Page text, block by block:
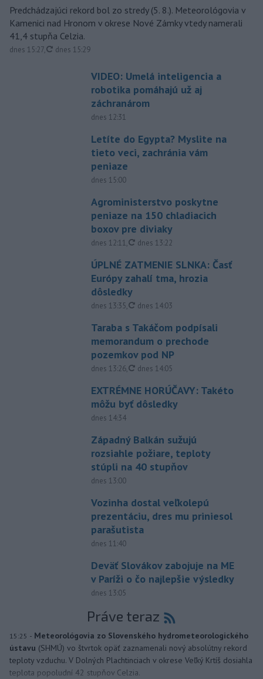
Predchádzajúci rekord bol zo stredy (5. 8.). Meteorológovia v
Kamenici nad Hronom v okrese Nové Zámky vtedy namerali
41,4 stupňa Celzia.
dnes 15:27, aktualizované
dnes 15:29
VIDEO: Umelá inteligencia a
robotika pomáhajú už aj
záchranárom
dnes 12:31
Letíte do Egypta? Myslite na
tieto veci, zachránia vám
peniaze
dnes 15:00
Agroministerstvo poskytne
peniaze na 150 chladiacich
boxov pre diviaky
dnes 12:11, aktualizované
dnes 13:22
ÚPLNÉ ZATMENIE SLNKA: Časť
Európy zahalí tma, hrozia
dôsledky
dnes 13:35, aktualizované
dnes 14:03
Taraba s Takáčom podpísali
memorandum o prechode
pozemkov pod NP
dnes 13:26, aktualizované
dnes 14:05
EXTRÉMNE HORÚČAVY: Takéto
môžu byť dôsledky
dnes 14:34
Západný Balkán sužujú
rozsiahle požiare, teploty
stúpli na 40 stupňov
dnes 13:00
Vozinha dostal veľkolepú
prezentáciu, dres mu priniesol
parašutista
dnes 11:40
Deväť Slovákov zabojuje na ME
v Paríži o čo najlepšie výsledky
dnes 13:05
Práve teraz
15:25 - Meteorológovia zo Slovenského hydrometeorologického
ústavu (SHMÚ) vo štvrtok opäť zaznamenali nový absolútny rekord
teploty vzduchu. V Dolných Plachtinciach v okrese Veľký Krtíš dosiahla
teplota popoludní 42 stupňov Celzia.